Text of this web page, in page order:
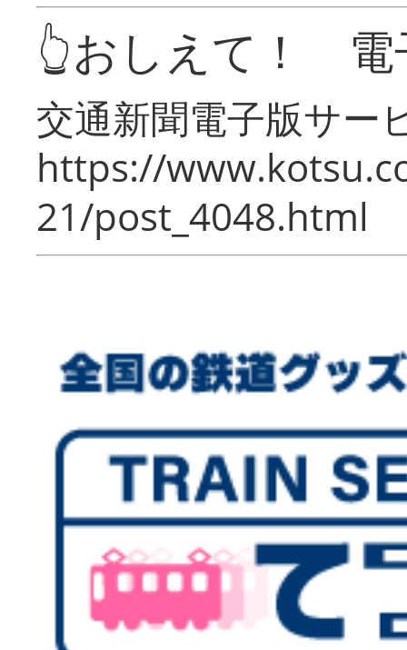
👆おしえて！ 電
交通新聞電子版サー
https://
21/post_4048.html